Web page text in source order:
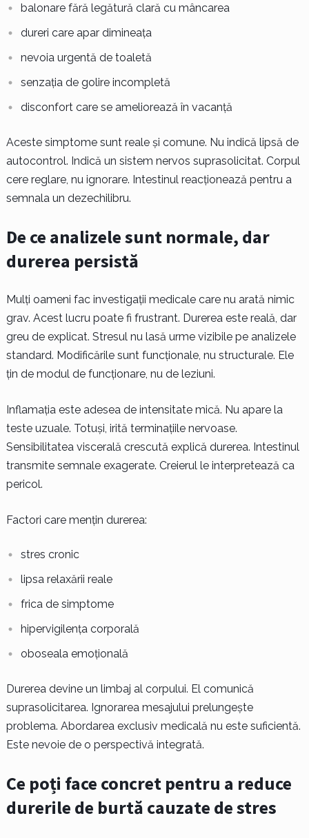
balonare fără legătură clară cu mâncarea
dureri care apar dimineața
nevoia urgentă de toaletă
senzația de golire incompletă
disconfort care se ameliorează în vacanță
Aceste simptome sunt reale și comune. Nu indică lipsă de
autocontrol. Indică un sistem nervos suprasolicitat. Corpul
cere reglare, nu ignorare. Intestinul reacționează pentru a
semnala un dezechilibru.
De ce analizele sunt normale, dar
durerea persistă
Mulți oameni fac investigații medicale care nu arată nimic
grav. Acest lucru poate fi frustrant. Durerea este reală, dar
greu de explicat. Stresul nu lasă urme vizibile pe analizele
standard. Modificările sunt funcționale, nu structurale. Ele
țin de modul de funcționare, nu de leziuni.
Inflamația este adesea de intensitate mică. Nu apare la
teste uzuale. Totuși, irită terminațiile nervoase.
Sensibilitatea viscerală crescută explică durerea. Intestinul
transmite semnale exagerate. Creierul le interpretează ca
pericol.
Factori care mențin durerea:
stres cronic
lipsa relaxării reale
frica de simptome
hipervigilența corporală
oboseala emoțională
Durerea devine un limbaj al corpului. El comunică
suprasolicitarea. Ignorarea mesajului prelungește
problema. Abordarea exclusiv medicală nu este suficientă.
Este nevoie de o perspectivă integrată.
Ce poți face concret pentru a reduce
durerile de burtă cauzate de stres